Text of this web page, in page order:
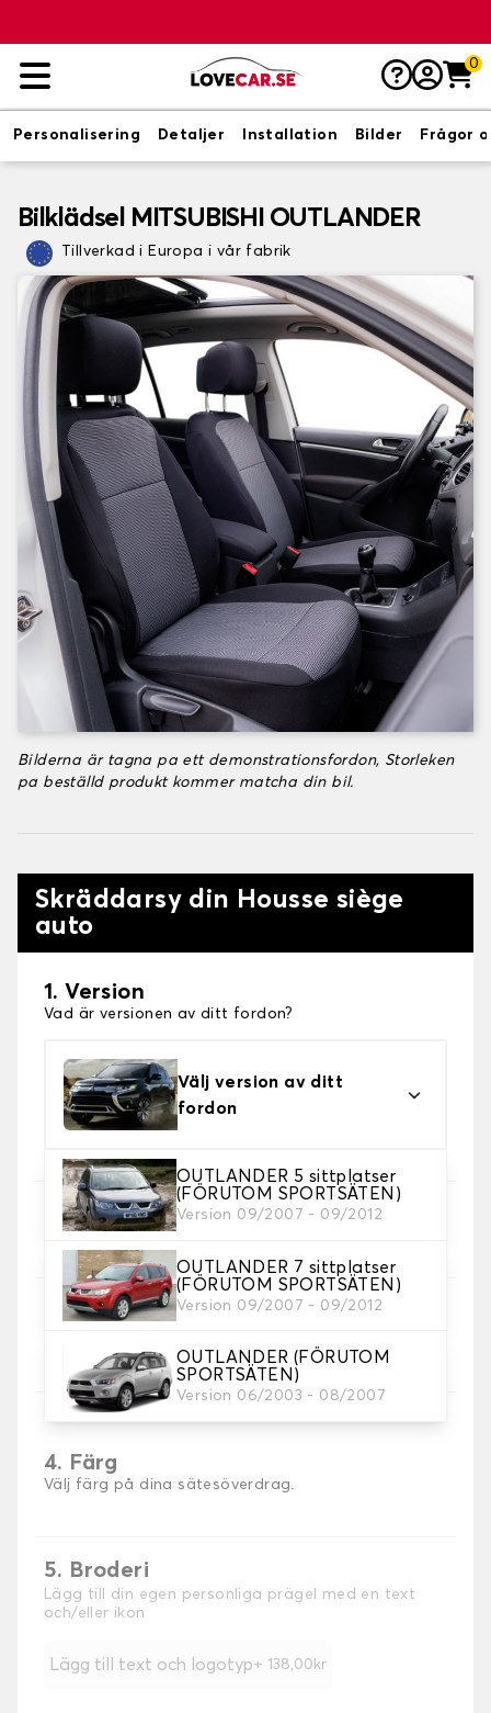
0
Personalisering Detaljer Installation Bilder Frågor
Bilklädsel MITSUBISHI OUTLANDER
Tillverkad i Europa i vår fabrik
Bilderna är tagna pa ett demonstrationsfordon, Storleken
pa beställd produkt kommer matcha din bil.
Skräddarsy din Housse siège
auto
1. Version
Vad är versionen av ditt fordon?
Välj version av ditt
fordon
OUTLANDER 5 sittplatser
(FÖRUTOM SPORTSÄTEN)
Version 09/2007 - 09/2012
OUTLANDER 7 sittplatser
(FÖRUTOM SPORTSÄTEN)
Version 09/2007 - 09/2012
OUTLANDER (FÖRUTOM
SPORTSÄTEN)
Version 06/2003 - 08/2007
2. Val av spel
3. Material
4. Färg
Välj färg på dina sätesöverdrag.
5. Broderi
Lägg till din egen personliga prägel med en text
och/eller ikon
Lägg till text och logotyp + 138,00kr